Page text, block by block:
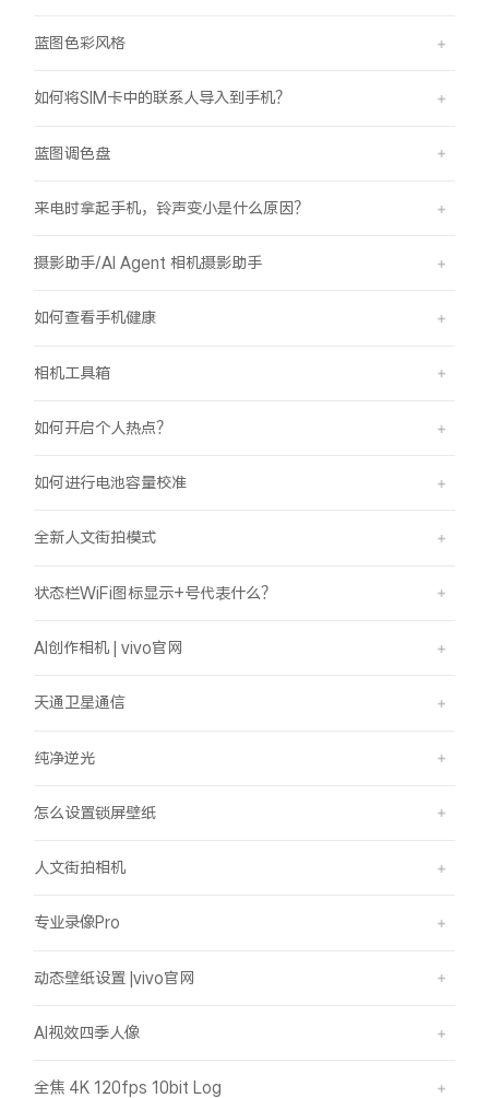
蓝图色彩风格
如何将SIM卡中的联系人导入到手机？
蓝图调色盘
来电时拿起手机，铃声变小是什么原因？
摄影助手/AI Agent 相机摄影助手
如何查看手机健康
相机工具箱
如何开启个人热点？
如何进行电池容量校准
全新人文街拍模式
状态栏WiFi图标显示+号代表什么？
AI创作相机 | vivo官网
天通卫星通信
纯净逆光
怎么设置锁屏壁纸
人文街拍相机
专业录像Pro
动态壁纸设置 |vivo官网
AI视效四季人像
全焦 4K 120fps 10bit Log